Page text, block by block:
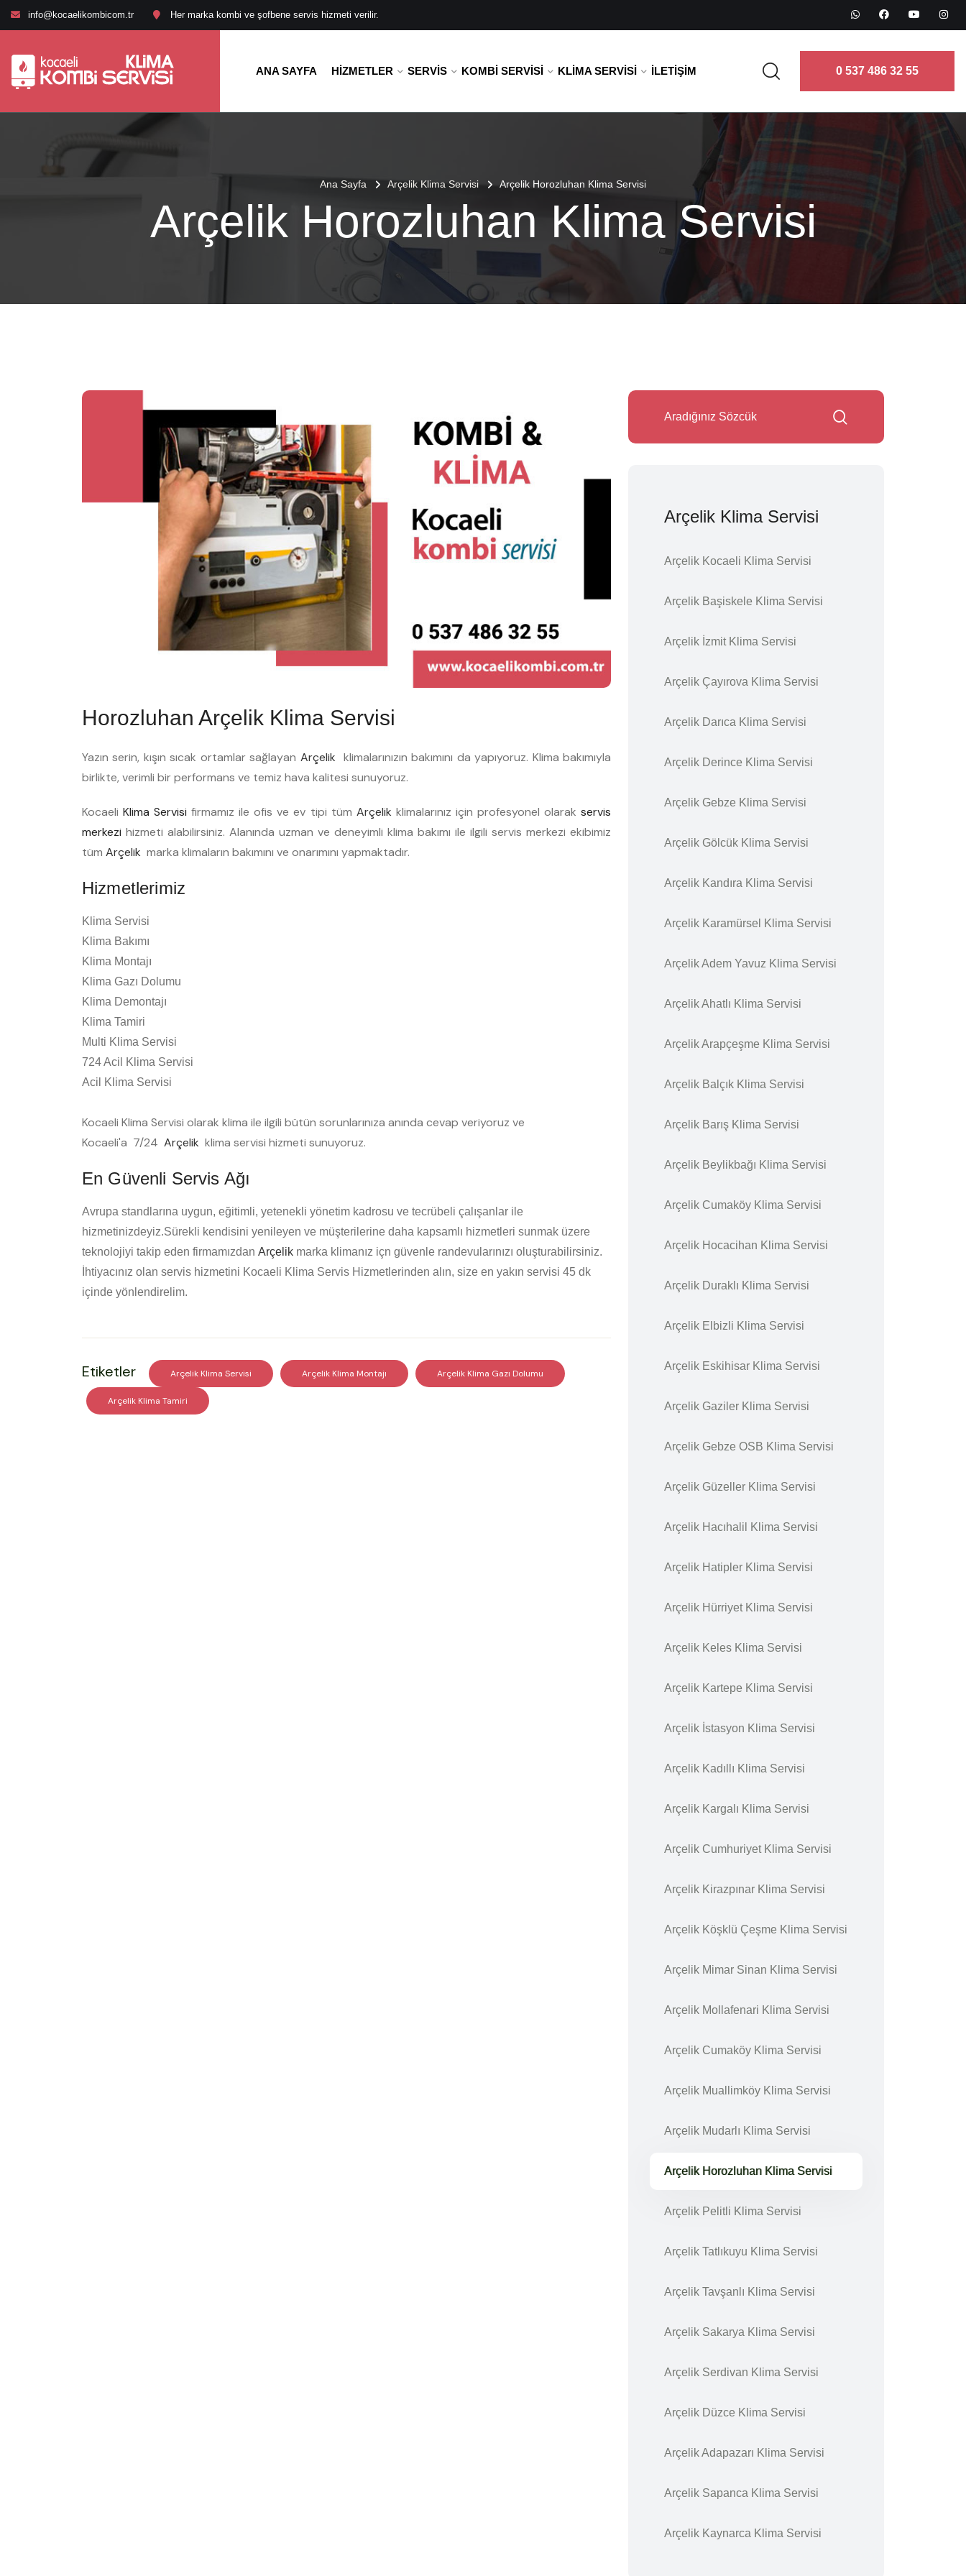
info@kocaelikombicom.tr Her marka kombi ve şofbene servis hizmeti verilir.
ANA SAYFA HIZMETLER SERVIS KOMBI SERVISI KLIMA SERVISI İLETIŞIM 0 537 486 32 55
Ana Sayfa Arçelik Klima Servisi Arçelik Horozluhan Klima Servisi
Arçelik Horozluhan Klima Servisi
Horozluhan Arçelik Klima Servisi
Yazın serin, kışın sıcak ortamlar sağlayan Arçelik klimalarınızın bakımını da yapıyoruz. Klima bakımıyla
birlikte, verimli bir performans ve temiz hava kalitesi sunuyoruz.
KocaeliKlima Servisifirmamız ile ofis ve ev tipi tüm Arçelik klimalarınız için profesyonel olarakservis
merkezi hizmeti alabilirsiniz. Alanında uzman ve deneyimli klima bakımı ile ilgili servis merkezi ekibimiz
tüm Arçelik marka klimaların bakımını ve onarımını yapmaktadır.
Hizmetlerimiz
Klima Servisi
Klima Bakımı
Klima Montajı
Klima Gazı Dolumu
Klima Demontajı
Klima Tamiri
Multi Klima Servisi
724 Acil Klima Servisi
Acil Klima Servisi
Kocaeli Klima Servisi olarak klima ile ilgili bütün sorunlarınıza anında cevap veriyoruz ve
Kocaeli'a 7/24 Arçelik klima servisi hizmeti sunuyoruz.
En Güvenli Servis Ağı
Avrupa standlarına uygun, eğitimli, yetenekli yönetim kadrosu ve tecrübeli çalışanlar ile
hizmetinizdeyiz.Sürekli kendisini yenileyen ve müşterilerine daha kapsamlı hizmetleri sunmak üzere
teknolojiyi takip eden firmamızdan Arçelik marka klimanız içn güvenle randevularınızı oluşturabilirsiniz.
İhtiyacınız olan servis hizmetini Kocaeli Klima Servis Hizmetlerinden alın, size en yakın servisi 45 dk
içinde yönlendirelim.
Etiketler Arçelik Klima Servisi Arçelik Klima Montajı Arçelik Klima Gazı Dolumu
Arçelik Klima Tamiri
Arçelik Klima Servisi
Arçelik Kocaeli Klima Servisi
Arçelik Başiskele Klima Servisi
Arçelik İzmit Klima Servisi
Arçelik Çayırova Klima Servisi
Arçelik Darıca Klima Servisi
Arçelik Derince Klima Servisi
Arçelik Gebze Klima Servisi
Arçelik Gölcük Klima Servisi
Arçelik Kandıra Klima Servisi
Arçelik Karamürsel Klima Servisi
Arçelik Adem Yavuz Klima Servisi
Arçelik Ahatlı Klima Servisi
Arçelik Arapçeşme Klima Servisi
Arçelik Balçık Klima Servisi
Arçelik Barış Klima Servisi
Arçelik Beylikbağı Klima Servisi
Arçelik Cumaköy Klima Servisi
Arçelik Hocacihan Klima Servisi
Arçelik Duraklı Klima Servisi
Arçelik Elbizli Klima Servisi
Arçelik Eskihisar Klima Servisi
Arçelik Gaziler Klima Servisi
Arçelik Gebze OSB Klima Servisi
Arçelik Güzeller Klima Servisi
Arçelik Hacıhalil Klima Servisi
Arçelik Hatipler Klima Servisi
Arçelik Hürriyet Klima Servisi
Arçelik Keles Klima Servisi
Arçelik Kartepe Klima Servisi
Arçelik İstasyon Klima Servisi
Arçelik Kadıllı Klima Servisi
Arçelik Kargalı Klima Servisi
Arçelik Cumhuriyet Klima Servisi
Arçelik Kirazpınar Klima Servisi
Arçelik Köşklü Çeşme Klima Servisi
Arçelik Mimar Sinan Klima Servisi
Arçelik Mollafenari Klima Servisi
Arçelik Cumaköy Klima Servisi
Arçelik Muallimköy Klima Servisi
Arçelik Mudarlı Klima Servisi
Arçelik Horozluhan Klima Servisi
Arçelik Pelitli Klima Servisi
Arçelik Tatlıkuyu Klima Servisi
Arçelik Tavşanlı Klima Servisi
Arçelik Sakarya Klima Servisi
Arçelik Serdivan Klima Servisi
Arçelik Düzce Klima Servisi
Arçelik Adapazarı Klima Servisi
Arçelik Sapanca Klima Servisi
Arçelik Kaynarca Klima Servisi